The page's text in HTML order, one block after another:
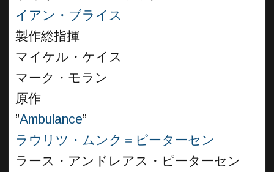
イアン・ブライス
製作総指揮
マイケル・ケイス
マーク・モラン
原作
”Ambulance”
ラウリツ・ムンク＝ピーターセン
ラース・アンドレアス・ピーターセン